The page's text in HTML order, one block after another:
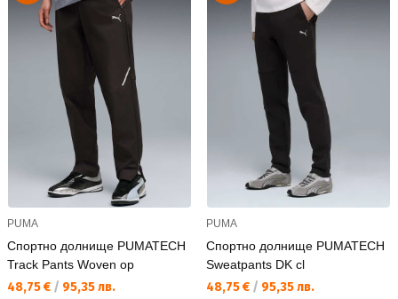
PUMA
Спортно долнище PUMATECH
Track Pants Woven op
Текуща цена:
48,75 € / 95,35 лв.
PUMA
Спортно долнище PUMATECH
Sweatpants DK cl
Текуща цена:
48,75 € / 95,35 лв.